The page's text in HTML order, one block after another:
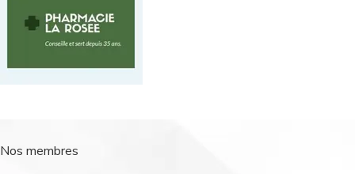
Nos membres